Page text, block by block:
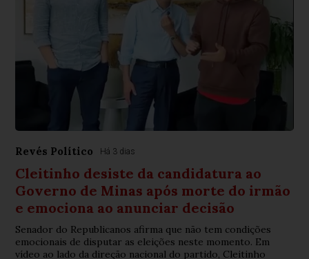
Revés Político Há 3 dias
Cleitinho desiste da candidatura ao
Governo de Minas após morte do irmão
e emociona ao anunciar decisão
Senador do Republicanos afirma que não tem condições
emocionais de disputar as eleições neste momento. Em
vídeo ao lado da direção nacional do partido, Cleitinho